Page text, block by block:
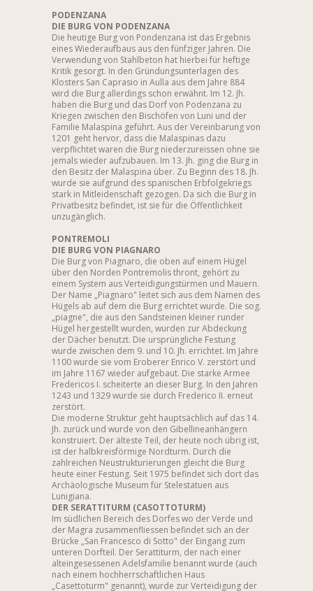
PODENZANA
DIE BURG VON PODENZANA
Die heutige Burg von Pondenzana ist das Ergebnis
eines Wiederaufbaus aus den fünfziger Jahren. Die
Verwendung von Stahlbeton hat hierbei für heftige
Kritik gesorgt. In den Gründungsunterlagen des
Klosters San Caprasio in Aulla aus dem Jahre 884
wird die Burg allerdings schon erwähnt. Im 12. Jh.
haben die Burg und das Dorf von Podenzana zu
Kriegen zwischen den Bischöfen von Luni und der
Familie Malaspina geführt. Aus der Vereinbarung von
1201 geht hervor, dass die Malaspinas dazu
verpflichtet waren die Burg niederzureissen ohne sie
jemals wieder aufzubauen. Im 13. Jh. ging die Burg in
den Besitz der Malaspina über. Zu Beginn des 18. Jh.
wurde sie aufgrund des spanischen Erbfolgekriegs
stark in Mitleidenschaft gezogen. Da sich die Burg in
Privatbesitz befindet, ist sie für die Öffentlichkeit
unzugänglich.
PONTREMOLI
DIE BURG VON PIAGNARO
Die Burg von Piagnaro, die oben auf einem Hügel
über den Norden Pontremolis thront, gehört zu
einem System aus Verteidigungstürmen und Mauern.
Der Name „Piagnaro" leitet sich aus dem Namen des
Hügels ab auf dem die Burg errichtet wurde. Die sog.
„piagne", die aus den Sandsteinen kleiner runder
Hügel hergestellt wurden, wurden zur Abdeckung
der Dächer benutzt. Die ursprüngliche Festung
wurde zwischen dem 9. und 10. Jh. errichtet. Im Jahre
1100 wurde sie vom Eroberer Enrico V. zerstört und
im Jahre 1167 wieder aufgebaut. Die starke Armee
Fredericos I. scheiterte an dieser Burg. In den Jahren
1243 und 1329 wurde sie durch Frederico II. erneut
zerstört.
Die moderne Struktur geht hauptsächlich auf das 14.
Jh. zurück und wurde von den Gibellineanhängern
konstruiert. Der älteste Teil, der heute noch übrig ist,
ist der halbkreisförmige Nordturm. Durch die
zahlreichen Neustrukturierungen gleicht die Burg
heute einer Festung. Seit 1975 befindet sich dort das
Archäologische Museum für Stelestatuen aus
Lunigiana.
DER SERATTITURM (CASOTTOTURM)
Im südlichen Bereich des Dorfes wo der Verde und
der Magra zusammenfliessen befindet sich an der
Brücke „San Francesco di Sotto" der Eingang zum
unteren Dorfteil. Der Serattiturm, der nach einer
alteingesessenen Adelsfamilie benannt wurde (auch
nach einem hochherrschaftlichen Haus
„Casettoturm" genannt), wurde zur Verteidigung der